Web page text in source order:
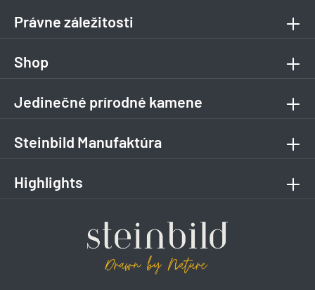
Právne záležitosti
Shop
Jedinečné prírodné kamene
Steinbild Manufaktúra
Highlights